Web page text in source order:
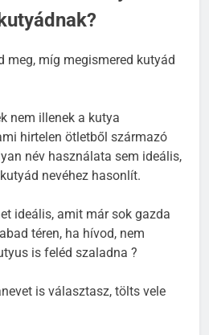
meg, míg megismered kutyád
nem illenek a kutya
hirtelen ötletből származó
név használata sem ideális,
nevéhez hasonlít.
ideális, amit már sok gazda
téren, ha hívod, nem
is feléd szaladna ?
is választasz, tölts vele